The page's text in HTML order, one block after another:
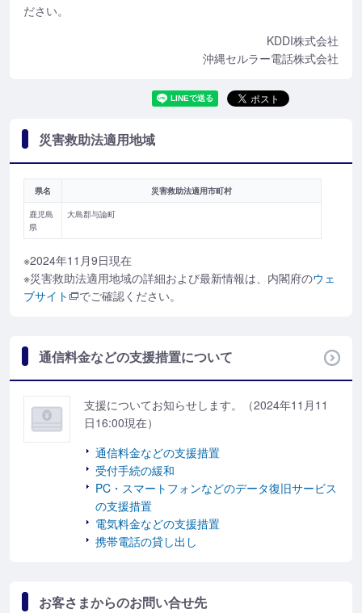
ださい。
KDDI株式会社
沖縄セルラー電話株式会社
災害救助法適用地域
県名 災害救助法適用市町村
鹿児島
県
大島郡与論町
※2024年11月9日現在
※災害救助法適用地域の詳細および最新情報は、内閣府のウェ
ブサイト
でご確認ください。
通信料金などの支援措置について
支援についてお知らせします。（2024年11月11
日16:00現在）
通信料⾦などの⽀援措置
受付手続の緩和
PC・スマートフォンなどのデータ復旧サービス
の支援措置
電気料金などの支援措置
携帯電話の貸し出し
お客さまからのお問い合せ先